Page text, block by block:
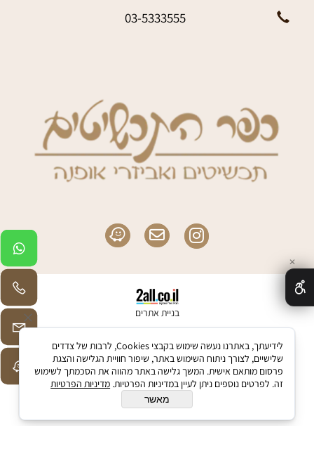
03-5333555
בניית אתרים
✕
לידיעתך, באתרנו נעשה שימוש בקבצי Cookies, לרבות של צדדים
שלישיים, לצורך ניתוח השימוש באתר, שיפור חוויית הגלישה והצגת
פרסום מותאם אישית. המשך גלישה באתר מהווה את הסכמתך לשימוש
זה. לפרטים נוספים ניתן לעיין במדיניות הפרטיות. מדיניות הפרטיות
מאשר